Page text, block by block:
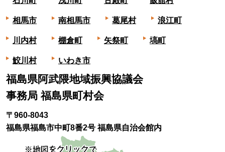
相馬市 南相馬市 葛尾村 浪江町
川内村 棚倉町 矢祭町 塙町
鮫川村 いわき市
福島県阿武隈地域振興協議会
事務局 福島県町村会
〒960-8043
福島県福島市中町8番2号 福島県自治会館内